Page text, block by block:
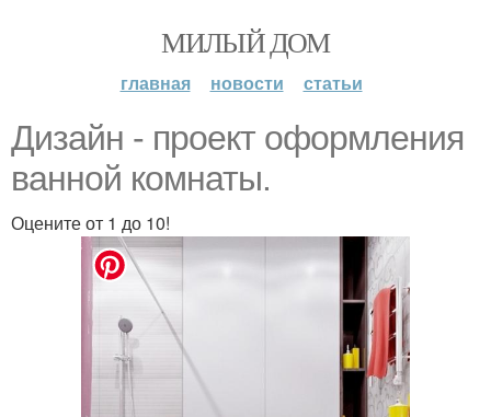
МИЛЫЙ ДОМ
главная новости статьи
Дизайн - проект оформления
ванной комнаты.
Оцените от 1 до 10!